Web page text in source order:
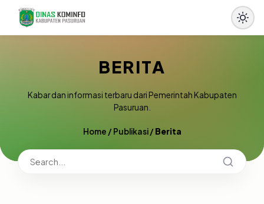
BERITA
Kabar dan informasi terbaru dari Pemerintah Kabupaten
Pasuruan.
Home /Publikasi/Berita